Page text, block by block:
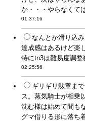
か・・・やらなくて
01:37:16
なんとか滑り込
達成感はあるけど楽
特にtn3は難易度調
02:25:56
ギリギリ勲章ま
ス。蒸気騎士が相乗
沈む様は始めて間も
グマ借りる形に落ち